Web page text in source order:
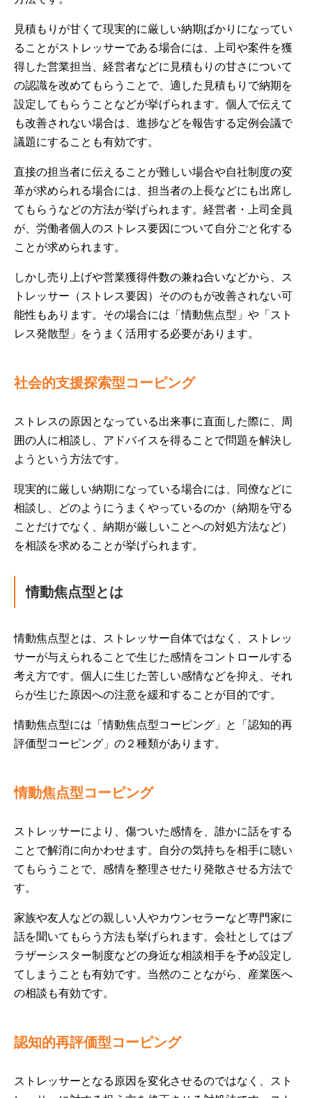
見積もりが甘くて現実的に厳しい納期ばかりになってい
ることがストレッサーである場合には、上司や案件を獲
得した営業担当、経営者などに見積もりの甘さについて
の認識を改めてもらうことで、適した見積もりで納期を
設定してもらうことなどが挙げられます。個人で伝えて
も改善されない場合は、進捗などを報告する定例会議で
議題にすることも有効です。
直接の担当者に伝えることが難しい場合や自社制度の変
革が求められる場合には、担当者の上長などにも出席し
てもらうなどの方法が挙げられます。経営者・上司全員
が、労働者個人のストレス要因について自分ごと化する
ことが求められます。
しかし売り上げや営業獲得件数の兼ね合いなどから、ス
トレッサー（ストレス要因）そののもが改善されない可
能性もあります。その場合には「情動焦点型」や「スト
レス発散型」をうまく活用する必要があります。
社会的支援探索型コーピング
ストレスの原因となっている出来事に直面した際に、周
囲の人に相談し、アドバイスを得ることで問題を解決し
ようという方法です。
現実的に厳しい納期になっている場合には、同僚などに
相談し、どのようにうまくやっているのか（納期を守る
ことだけでなく、納期が厳しいことへの対処方法など）
を相談を求めることが挙げられます。
情動焦点型とは
情動焦点型とは、ストレッサー自体ではなく、ストレッ
サーが与えられることで生じた感情をコントロールする
考え方です。個人に生じた苦しい感情などを抑え、それ
らが生じた原因への注意を緩和することが目的です。
情動焦点型には「情動焦点型コーピング」と「認知的再
評価型コーピング」の２種類があります。
情動焦点型コーピング
ストレッサーにより、傷ついた感情を、誰かに話をする
ことで解消に向かわせます。自分の気持ちを相手に聴い
てもらうことで、感情を整理させたり発散させる方法で
す。
家族や友人などの親しい人やカウンセラーなど専門家に
話を聞いてもらう方法も挙げられます。会社としてはブ
ラザーシスター制度などの身近な相談相手を予め設定し
てしまうことも有効です。当然のことながら、産業医へ
の相談も有効です。
認知的再評価型コーピング
ストレッサーとなる原因を変化させるのではなく、スト